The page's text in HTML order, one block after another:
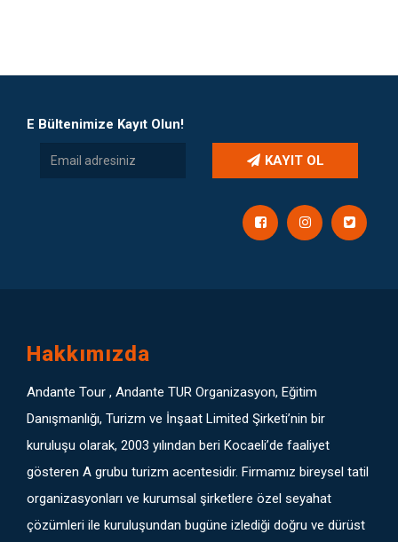
E Bültenimize Kayıt Olun!
KAYIT OL
Hakkımızda
Andante Tour , Andante TUR Organizasyon, Eğitim
Danışmanlığı, Turizm ve İnşaat Limited Şirketi’nin bir
kuruluşu olarak, 2003 yılından beri Kocaeli’de faaliyet
gösteren A grubu turizm acentesidir. Firmamız bireysel tatil
organizasyonları ve kurumsal şirketlere özel seyahat
çözümleri ile kuruluşundan bugüne izlediği doğru ve dürüst